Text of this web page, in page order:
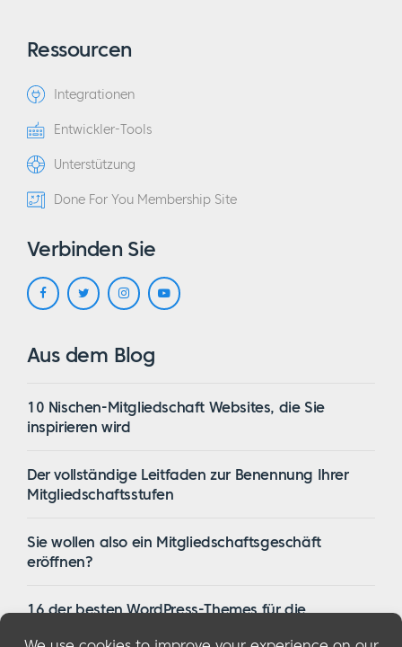
Ressourcen
Integrationen
Entwickler-Tools
Unterstützung
Done For You Membership Site
Verbinden Sie
Aus dem Blog
10 Nischen-Mitgliedschaft Websites, die Sie
inspirieren wird
Der vollständige Leitfaden zur Benennung Ihrer
Mitgliedschaftsstufen
Sie wollen also ein Mitgliedschaftsgeschäft
eröffnen?
16 der besten WordPress-Themes für die